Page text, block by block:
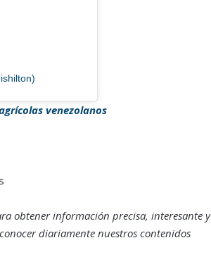
venezolanos
obtener información precisa, interesante y
diariamente nuestros contenidos